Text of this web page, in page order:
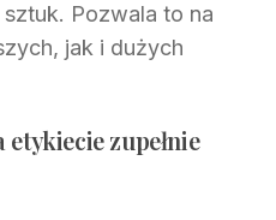
Pozwala to na
jak i dużych
etykiecie zupełnie